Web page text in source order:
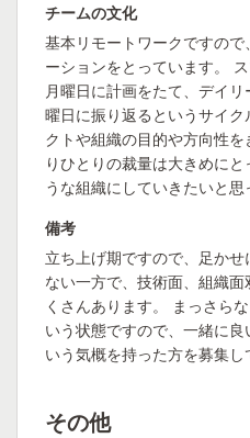
チームの文化
基本リモートワークですの
ーションをとっています。
月曜日に計画をたて、デイ
曜日に振り返るというサイ
クトや組織の目的や方向性
りひとりの裁量は大きめに
うな組織にしていきたいと思
備考
立ち上げ期ですので、足か
ない一方で、技術面、組織
くさんあります。 まっさら
いう状態ですので、一緒に
いう気概を持った方を募集し
その他